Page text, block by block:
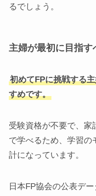
るでしょう。
主婦が最初に目指す
初めてFPに挑戦する
すめです。
受験資格が不要で、家
で学べるため、学習の
計になっています。
日本FP協会の公表デ